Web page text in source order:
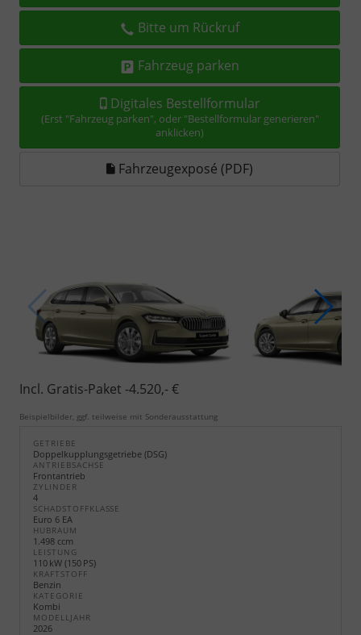
Bitte um Rückruf
Fahrzeug parken
Digitales Bestellformular
(Erst "Fahrzeug parken", oder "Bestellformular generieren"
anklicken)
Fahrzeugexposé (PDF)
Incl. Gratis-Paket -4.520,- €
Beispielbilder, ggf. teilweise mit Sonderausstattung
GETRIEBE
Doppelkupplungsgetriebe (DSG)
ANTRIEBSACHSE
Frontantrieb
ZYLINDER
4
SCHADSTOFFKLASSE
Euro 6 EA
HUBRAUM
1.498 ccm
LEISTUNG
110 kW (150 PS)
KRAFTSTOFF
Benzin
KATEGORIE
Kombi
MODELLJAHR
2026